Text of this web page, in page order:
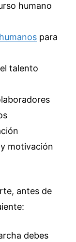
humano
para
talento
motivación
antes de
debes